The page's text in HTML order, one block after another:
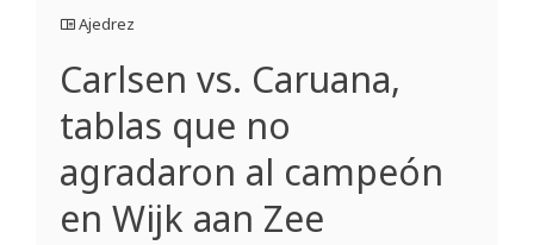
Ajedrez
Carlsen vs. Caruana,
tablas que no
agradaron al campeón
en Wijk aan Zee